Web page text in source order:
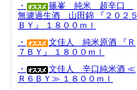
・
篠峯 純米 超辛口
無濾過生酒 山田錦 『２０２５
ＢＹ』 １８００ｍｌ
・
文佳人 純米原酒 『Ｒ
７ＢＹ』 １８００ｍｌ
・
文佳人 辛口純米酒 ≪
Ｒ６ＢＹ≫ １８００ｍｌ